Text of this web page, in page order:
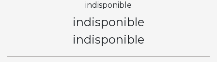
indisponible
indisponible
indisponible